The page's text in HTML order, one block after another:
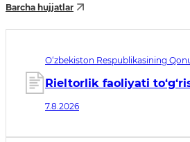
Barcha hujjatlar
O‘zbekiston Respublikasining
Rieltorlik faoliyati
7.8.2026